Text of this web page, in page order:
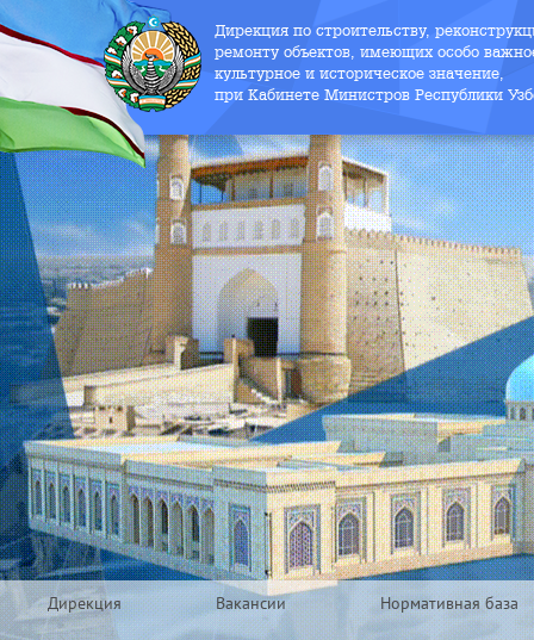
Дирекция по строительству,
ремонту объектов, имеющих особо
культурное и историческое значение,
при Кабинете Министров Республики
Дирекция Вакансии Нормативная база